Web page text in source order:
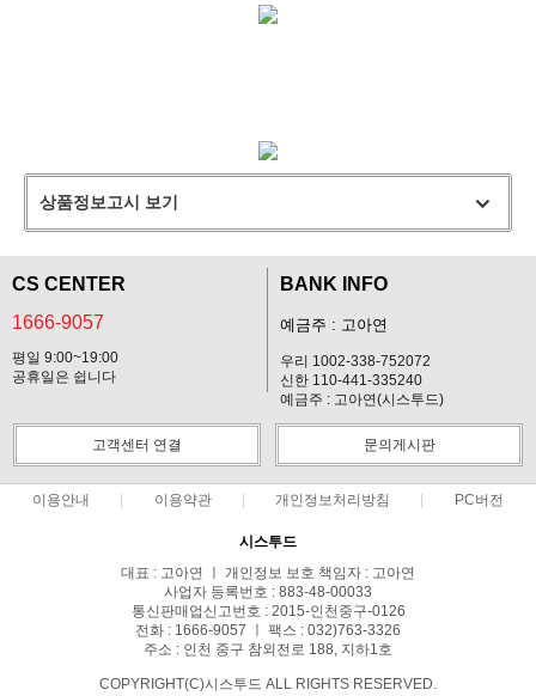
상품정보고시 보기
CS CENTER
1666-9057
평일 9:00~19:00
공휴일은 쉽니다
BANK INFO
예금주 : 고아연
우리 1002-338-752072
신한 110-441-335240
예금주 : 고아연(시스투드)
고객센터 연결 문의게시판
이용안내 이용약관 개인정보처리방침 PC버전
시스투드
대표 : 고아연 ㅣ 개인정보 보호 책임자 : 고아연
사업자 등록번호 : 883-48-00033
통신판매업신고번호 : 2015-인천중구-0126
전화 : 1666-9057 ㅣ 팩스 : 032)763-3326
주소 : 인천 중구 참외전로 188, 지하1호
COPYRIGHT(C)시스투드 ALL RIGHTS RESERVED.